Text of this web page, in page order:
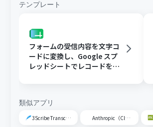
テンプレート
フォームの受信内容を文字コ
ードに変換し、Google スプ
レッドシートでレコードを追
類似アプリ
3Scribe Transcription Anthropic（Claude）